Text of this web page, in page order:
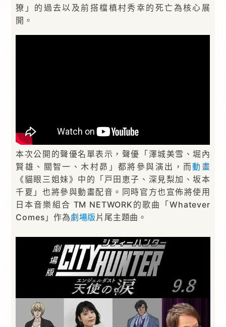
獠」的過去以及前搭檔槙村秀幸的死亡為核心展
開。
本次公開的聲優名單表示，聲優「澤城美雪、堀內
賢雄、關智一、木村昴」都將參與演出，而動畫
《貓眼三姐妹》中的「戸田恵子、深見梨加、坂本
千夏」也將參與動畫配音。同時官方也宣佈將使用
日本音樂組合 TM NETWORK的歌曲「Whatever
Comes」作為劇場版 片尾主題曲。